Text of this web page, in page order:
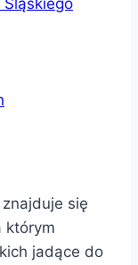
się
którym
jadące do